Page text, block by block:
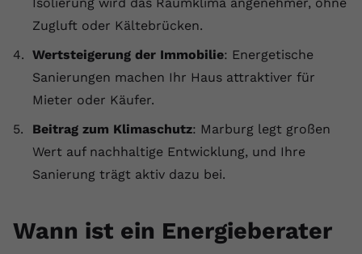
Zugluft oder Kältebrücken.
Wertsteigerung der Immobilie: Energetische
Sanierungen machen Ihr Haus attraktiver für
Mieter oder Käufer.
Beitrag zum Klimaschutz: Marburg legt großen
Wert auf nachhaltige Entwicklung, und Ihre
Sanierung trägt aktiv dazu bei.
Wann ist ein Energieberater